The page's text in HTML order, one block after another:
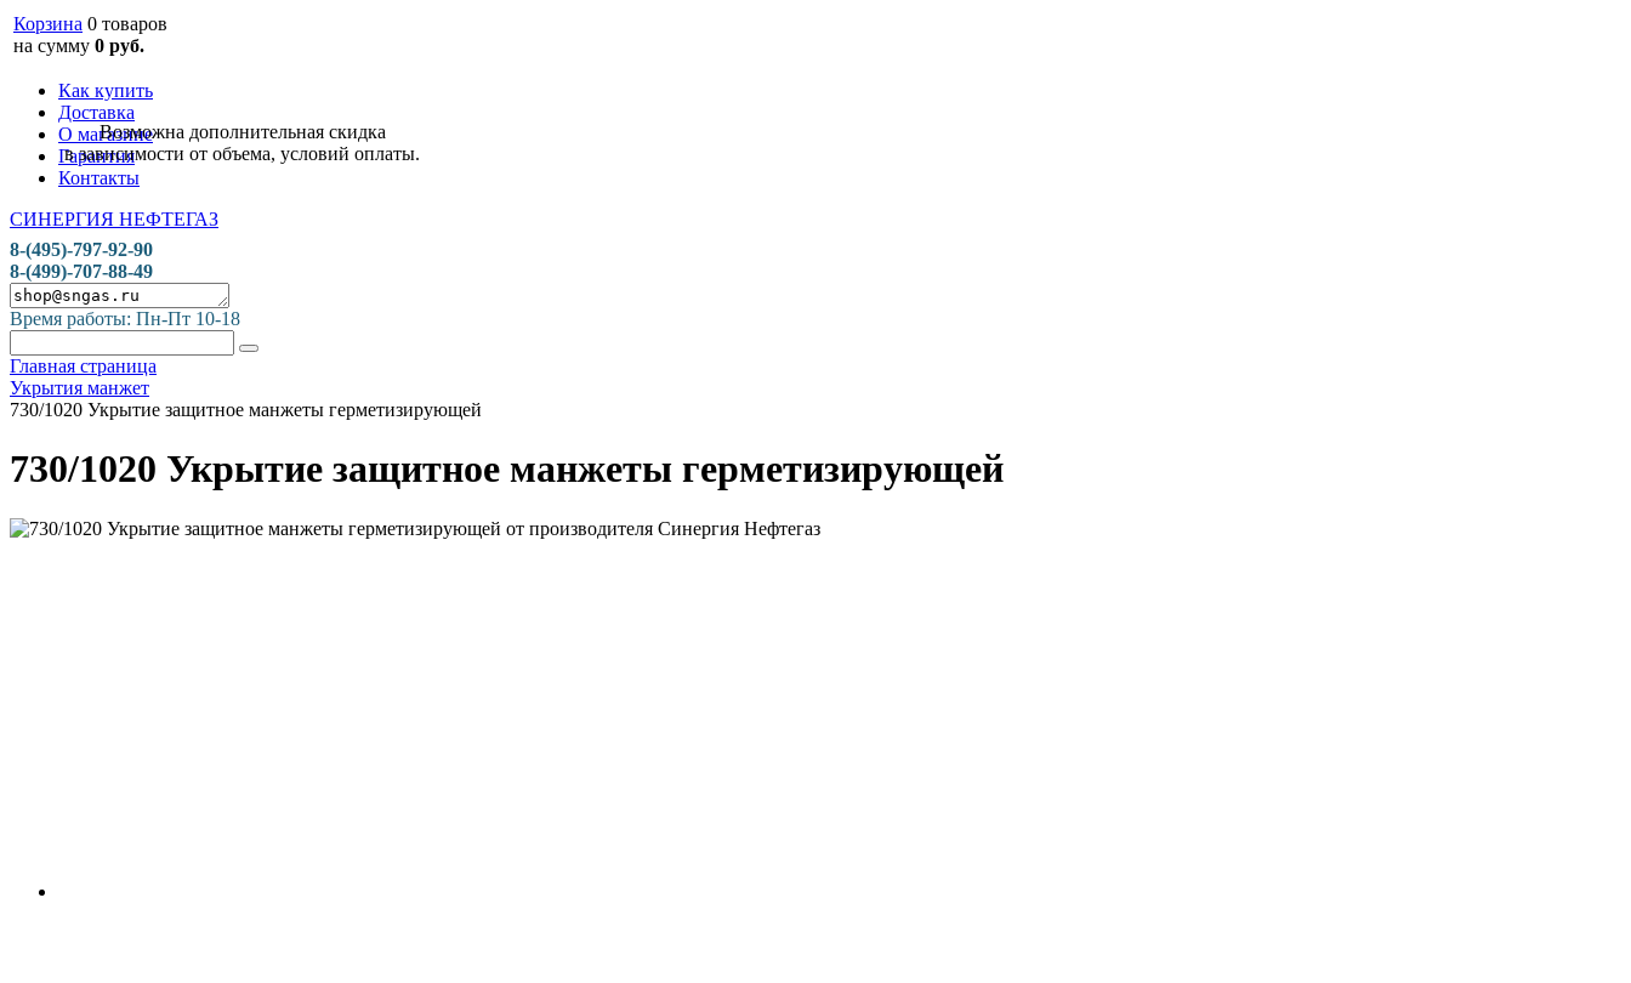
Корзина 0 товаров
на сумму 0 руб.
Как купить
Доставка
О магазине
Гарантия
Контакты
СИНЕРГИЯ НЕФТЕГАЗ
Возможна дополнительная скидка
в зависимости от объема, условий оплаты.
8-(495)-797-92-90
8-(499)-707-88-49
Время работы: Пн-Пт 10-18
Главная страница
Укрытия манжет
730/1020 Укрытие защитное манжеты герметизирующей
730/1020 Укрытие защитное манжеты герметизирующей